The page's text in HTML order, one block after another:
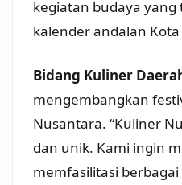
kegiatan budaya yang
kalender andalan
Bidang Kuliner
mengembangkan
Nusantara. “Kuliner
dan unik. Kami ingin
memfasilitasi